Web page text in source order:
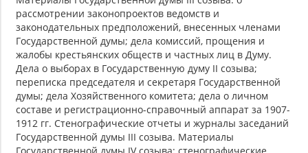
рассмотрении законопроектов ведомств и
законодательных предположений, внесенных членами
Государственной думы; дела комиссий, прощения и
жалобы крестьянских обществ и частных лиц в Думу.
Дела о выборах в Государственную думу II созыва;
переписка председателя и секретаря Государственной
думы; дела Хозяйственного комитета; дела о личном
составе и регистрационно-справочный аппарат за 1907-
1912 гг. Стенографические отчеты и журналы заседаний
Государственной думы III созыва. Материалы